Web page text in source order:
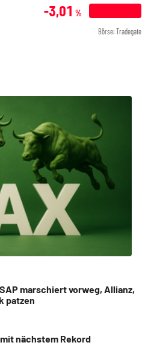
-3,01 %
Börse: Tradegate
marschiert vorweg, Allianz,
patzen
nächstem Rekord